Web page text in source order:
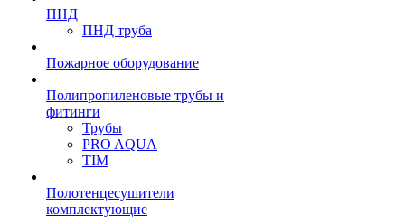
ПНД
ПНД труба
Пожарное оборудование
Полипропиленовые трубы и
фитинги
Трубы
PRO AQUA
TIM
Полотенцесушители
комплектующие